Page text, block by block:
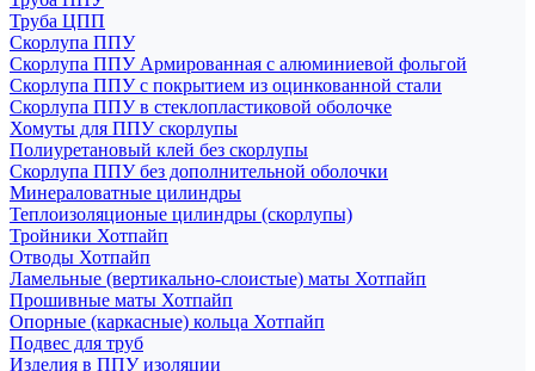
Труба ЦПП
Скорлупа ППУ
Скорлупа ППУ Армированная с алюминиевой фольгой
Скорлупа ППУ с покрытием из оцинкованной стали
Скорлупа ППУ в стеклопластиковой оболочке
Хомуты для ППУ скорлупы
Полиуретановый клей без скорлупы
Скорлупа ППУ без дополнительной оболочки
Минераловатные цилиндры
Теплоизоляционые цилиндры (скорлупы)
Тройники Хотпайп
Отводы Хотпайп
Ламельные (вертикально-слоистые) маты Хотпайп
Прошивные маты Хотпайп
Опорные (каркасные) кольца Хотпайп
Подвес для труб
Изделия в ППУ изоляции